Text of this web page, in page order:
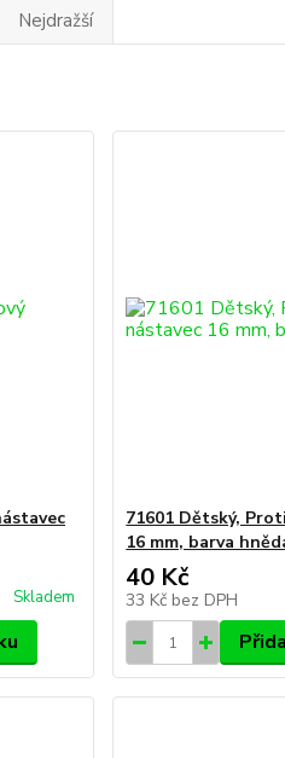
Nejdražší
Skladem
71601 Dětský,
16 mm, barva
40 Kč
33 Kč bez DPH